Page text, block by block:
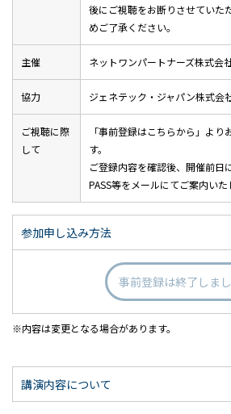
後にご視聴をお断りさせていた
めご了承ください。
主催 ネットワンパートナーズ株式会
協力 ジェネテック・ジャパン株式会
ご視聴に際
して
「事前登録はこちらから」よ
す。
ご登録内容を確認後、開催前日
PASS等をメールにてご案内いた
参加申し込み方法
事前登録は終了しま
内容は変更となる場合があります。
講演内容について